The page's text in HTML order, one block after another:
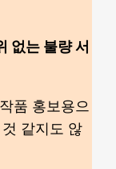
없는 불량 서
품 홍보용으
같지도 않